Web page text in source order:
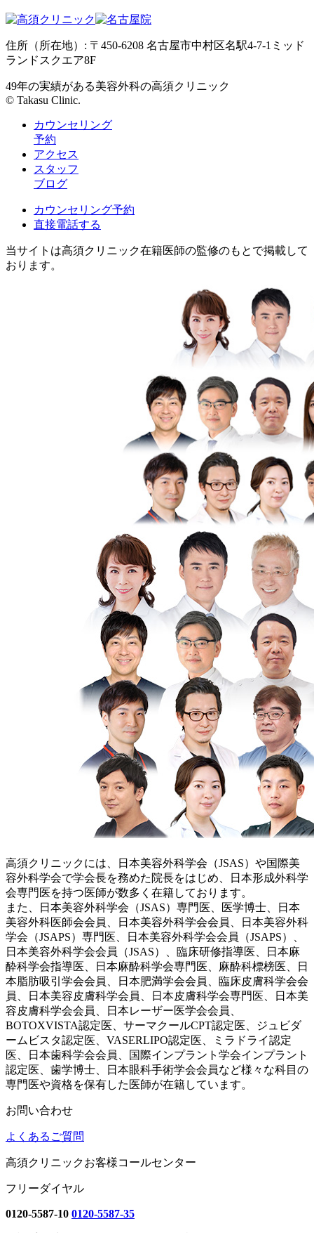
住所（所在地）: 〒450-6208 名古屋市中村区名駅4-7-1ミッド
ランドスクエア8F
49年の実績がある美容外科の高須クリニック
© Takasu Clinic.
カウンセリング
予約
アクセス
スタッフ
ブログ
カウンセリング予約
直接電話する
当サイトは高須クリニック在籍医師の監修のもとで掲載して
おります。
高須クリニックには、日本美容外科学会（JSAS）や国際美
容外科学会で学会長を務めた院長をはじめ、日本形成外科学
会専門医を持つ医師が数多く在籍しております。
また、日本美容外科学会（JSAS）専門医、医学博士、日本
美容外科医師会会員、日本美容外科学会会員、日本美容外科
学会（JSAPS）専門医、日本美容外科学会会員（JSAPS）、
日本美容外科学会会員（JSAS）、臨床研修指導医、日本麻
酔科学会指導医、日本麻酔科学会専門医、麻酔科標榜医、日
本脂肪吸引学会会員、日本肥満学会会員、臨床皮膚科学会会
員、日本美容皮膚科学会員、日本皮膚科学会専門医、日本美
容皮膚科学会会員、日本レーザー医学会会員、
BOTOXVISTA認定医、サーマクールCPT認定医、ジュビダ
ームビスタ認定医、VASERLIPO認定医、ミラドライ認定
医、日本歯科学会会員、国際インプラント学会インプラント
認定医、歯学博士、日本眼科手術学会会員など様々な科目の
専門医や資格を保有した医師が在籍しています。
お問い合わせ
よくあるご質問
高須クリニックお客様コールセンター
フリーダイヤル
0120-5587-10 0120-5587-35